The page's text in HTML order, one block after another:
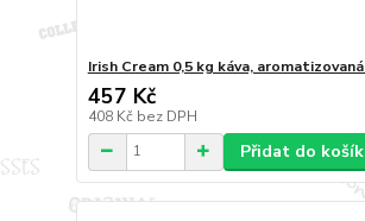
Irish Cream 0,5 kg káva,
457 Kč
408 Kč bez DPH
Přidat do